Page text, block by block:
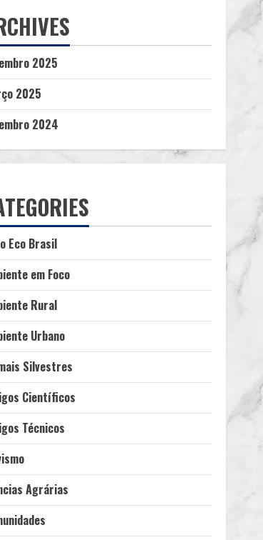
2025
2025
2024
Eco Brasil
em Foco
Rural
Urbano
Silvestres
Científicos
Técnicos
Agrárias